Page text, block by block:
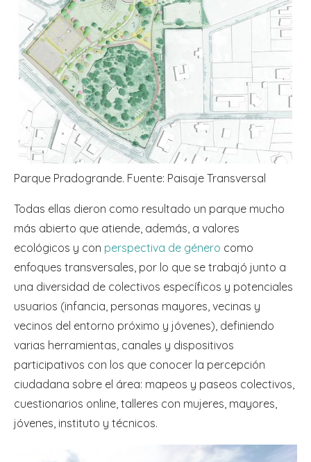
Parque Pradogrande. Fuente: Paisaje Transversal
Todas ellas dieron como resultado un parque mucho
más abierto que atiende, además, a valores
ecológicos y con perspectiva de género como
enfoques transversales, por lo que se trabajó junto a
una diversidad de colectivos específicos y potenciales
usuarios (infancia, personas mayores, vecinas y
vecinos del entorno próximo y jóvenes), definiendo
varias herramientas, canales y dispositivos
participativos con los que conocer la percepción
ciudadana sobre el área: mapeos y paseos colectivos,
cuestionarios online, talleres con mujeres, mayores,
jóvenes, instituto y técnicos.